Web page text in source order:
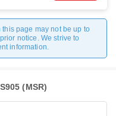
page may not be up to
notice. We strive to
information.
(MSR)